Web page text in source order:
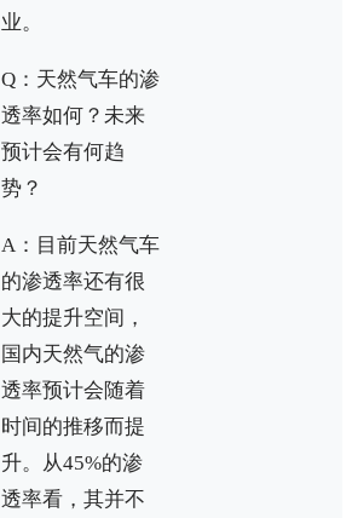
业。
Q：天然气车的渗
透率如何？未来
预计会有何趋
势？
A：目前天然气车
的渗透率还有很
大的提升空间，
国内天然气的渗
透率预计会随着
时间的推移而提
升。从45%的渗
透率看，其并不